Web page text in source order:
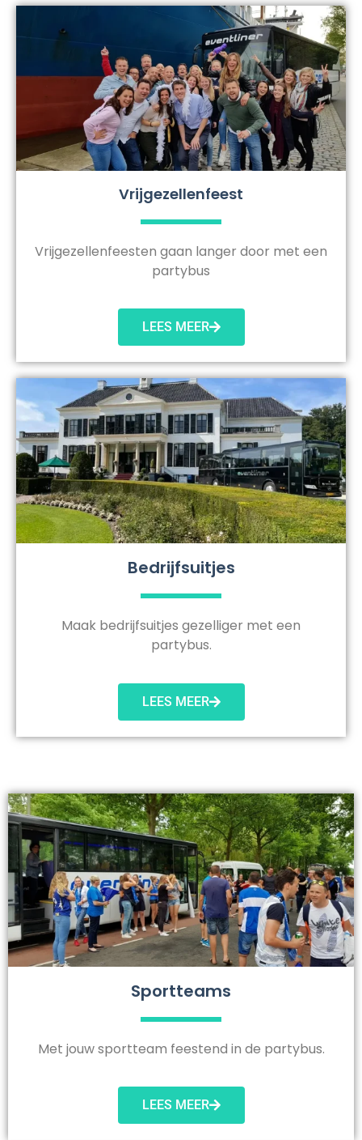
Vrijgezellenfeest
Vrijgezellenfeesten gaan langer door met een
partybus
LEES MEER
Bedrijfsuitjes
Maak bedrijfsuitjes gezelliger met een
partybus.
LEES MEER
Sportteams
Met jouw sportteam feestend in de partybus.
LEES MEER